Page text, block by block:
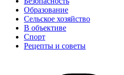
Образование
Сельское хозяйство
В объективе
Спорт
Рецепты и советы